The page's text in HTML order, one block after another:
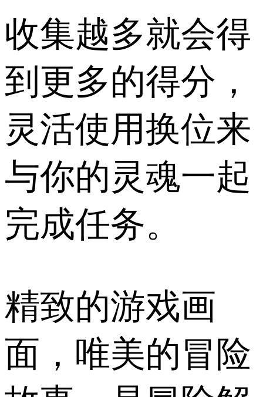
收集越多就会得
到更多的得分，
灵活使用换位来
与你的灵魂一起
完成任务。
精致的游戏画
面，唯美的冒险